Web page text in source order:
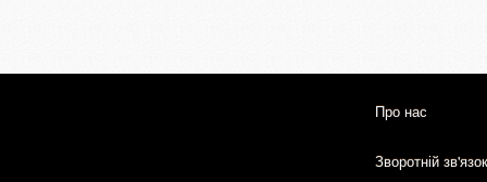
Про нас
Зворотній зв'язок